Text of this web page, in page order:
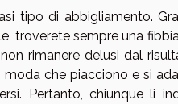
tipo di abbigliamento.
troverete sempre una
rimanere delusi dal
che piacciono e si
Pertanto, chiunque li